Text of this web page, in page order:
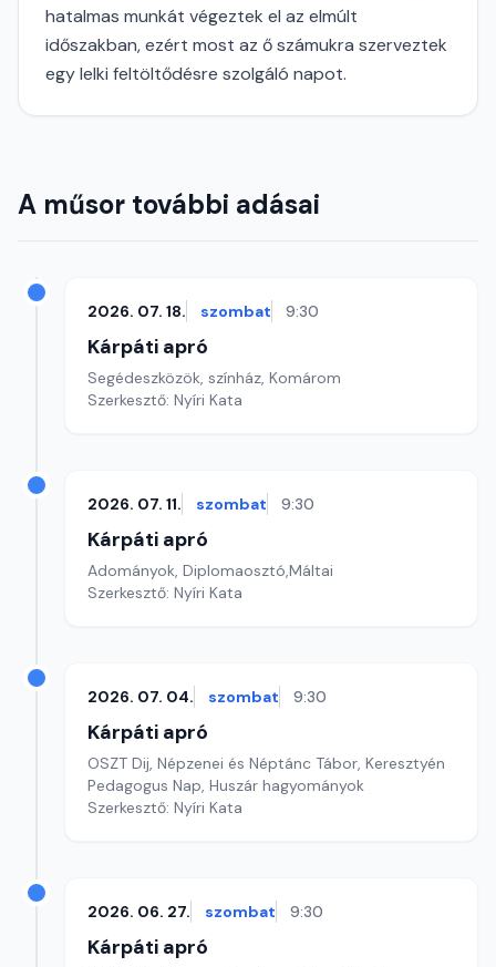
hatalmas munkát végeztek el az elmúlt
időszakban, ezért most az ő számukra szerveztek
egy lelki feltöltődésre szolgáló napot.
A műsor további adásai
2026. 07. 18. szombat 9:30
Kárpáti apró
Segédeszközök, színház, Komárom
Szerkesztő: Nyíri Kata
2026. 07. 11. szombat 9:30
Kárpáti apró
Adományok, Diplomaosztó,Máltai
Szerkesztő: Nyíri Kata
2026. 07. 04. szombat 9:30
Kárpáti apró
OSZT Dij, Népzenei és Néptánc Tábor, Keresztyén
Pedagogus Nap, Huszár hagyományok
Szerkesztő: Nyíri Kata
2026. 06. 27. szombat 9:30
Kárpáti apró